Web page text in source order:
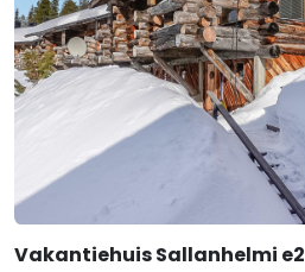
Vakantiehuis Sallanhelmi e2